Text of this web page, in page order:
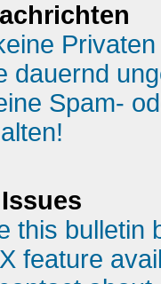
dauernd
Spam-
this bulletin
feature